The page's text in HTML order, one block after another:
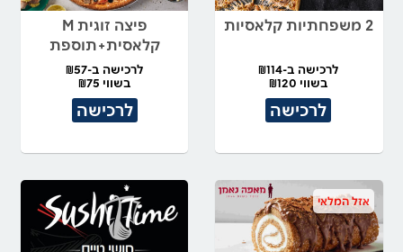
2 משפחתיות קלאסיות
לרכישה ב-₪114
בשווי ₪120
לרכישה
פיצה זוגית M
קלאסית+תוספת
לרכישה ב-₪57
בשווי ₪75
לרכישה
אזל המלאי